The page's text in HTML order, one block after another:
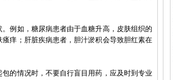
例如，糖尿病患者由于血糖升高，皮肤组织的
痒；肝脏疾病患者，胆汁淤积会导致胆红素在
的情况时，不要自行盲目用药，应及时到专业